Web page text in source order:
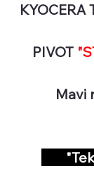
PIVOT
Mavi
"Tek